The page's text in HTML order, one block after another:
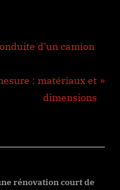
d’un camion
: matériaux et
dimensions
rénovation court de